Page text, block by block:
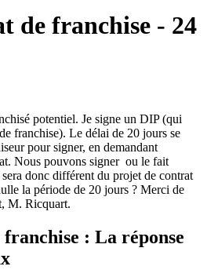
de franchise - 24
potentiel. Je signe un DIP (qui
franchise). Le délai de 20 jours se
pour signer, en demandant
Nous pouvons signer ou le fait
donc différent du projet de contrat
la période de 20 jours ? Merci de
M. Ricquart.
: La réponse